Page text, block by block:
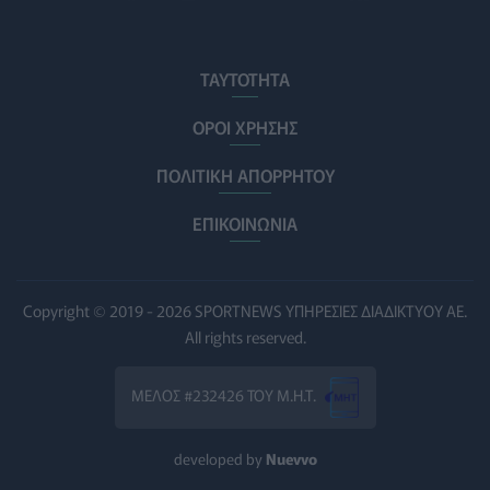
Ηλεκτρικά πατίνια: 3,5 φορές μεγαλύτερος ο κίνδυνος
07/08/2026 - 14:00
ΗΠΑ: Μεγάλη τράπεζα επενδύει 250 εκατ. δολάρια
τον χρόνο για φάρμακα GLP-1 στους εργαζομένους
07/08/2026 - 13:00
Βασιλακόπουλος για ιό Δυτικού Νείλου: Στο
«κόκκινο» η Αττική – Τι πρέπει να προσέχουν οι
ΤΑΥΤΟΤΗΤΑ
ΟΡΟΙ ΧΡΗΣΗΣ
ΠΟΛΙΤΙΚΗ ΑΠΟΡΡΗΤΟΥ
ΕΠΙΚΟΙΝΩΝΙΑ
Copyright © 2019 - 2026 SPORTNEWS ΥΠΗΡΕΣΙΕΣ ΔΙΑΔΙΚΤΥΟΥ ΑΕ.
All rights reserved.
ΜΕΛΟΣ #232426 ΤΟΥ Μ.Η.Τ.
developed by Nuevvo